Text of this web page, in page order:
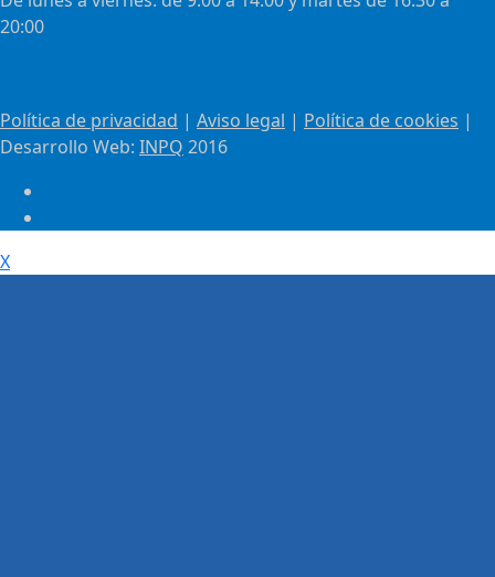
20:00
Política de privacidad | Aviso legal | Política de cookies |
Desarrollo Web: INPQ 2016
X